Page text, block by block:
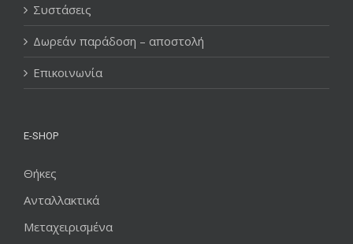
Συστάσεις
Δωρεάν παράδοση – αποστολή
Επικοινωνία
E-SHOP
Θήκες
Ανταλλακτικά
Μεταχειρισμένα